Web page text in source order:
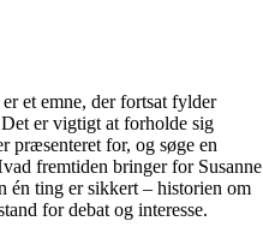
et emne, der fortsat fylder
er vigtigt at forholde sig
præsenteret for, og søge en
fremtiden bringer for Susanne
én ting er sikkert – historien om
for debat og interesse.